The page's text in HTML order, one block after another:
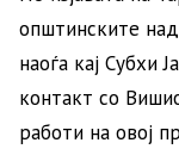
општинските
наоѓа кај Субхи
контакт со
работи на овој